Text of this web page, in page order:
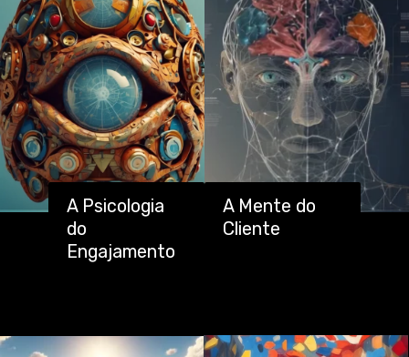
A Psicologia
do
Engajamento
A Mente do
Cliente